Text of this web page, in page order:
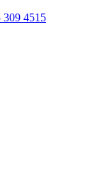
309 4515